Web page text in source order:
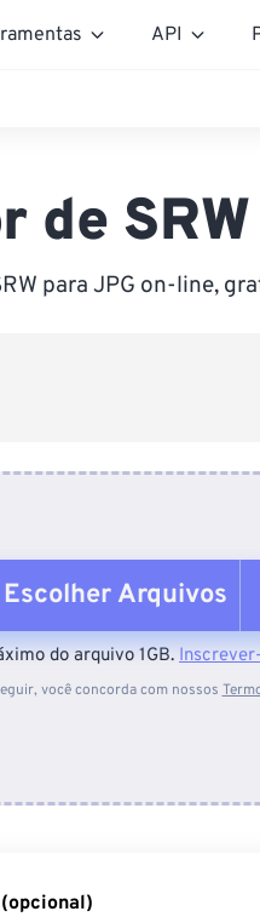
API
de
para JPG on-line,
Escolher Arquivos
Do dispositivo
do arquivo 1GB.
você concorda com nossos